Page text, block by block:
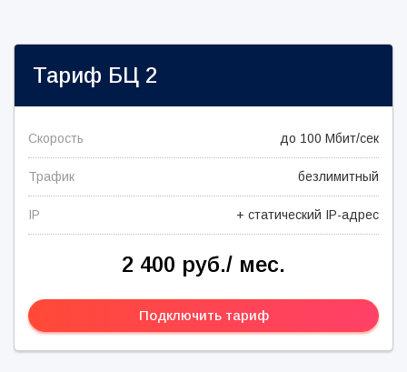
Тариф БЦ 2
Скорость до 100 Мбит/сек
Трафик безлимитный
IP + статический IP-адрес
2 400 руб./ мес.
Подключить тариф